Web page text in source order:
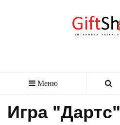
Меню
Игра "Дартс"